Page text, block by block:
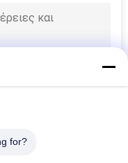
for?